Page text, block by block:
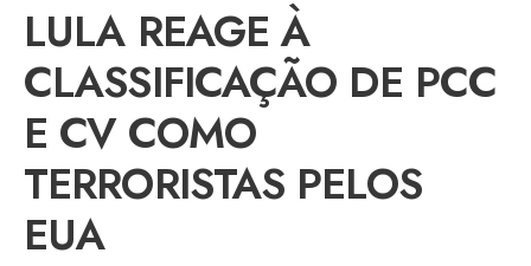
LULA REAGE À
CLASSIFICAÇÃO DE PCC
E CV COMO
TERRORISTAS PELOS
EUA